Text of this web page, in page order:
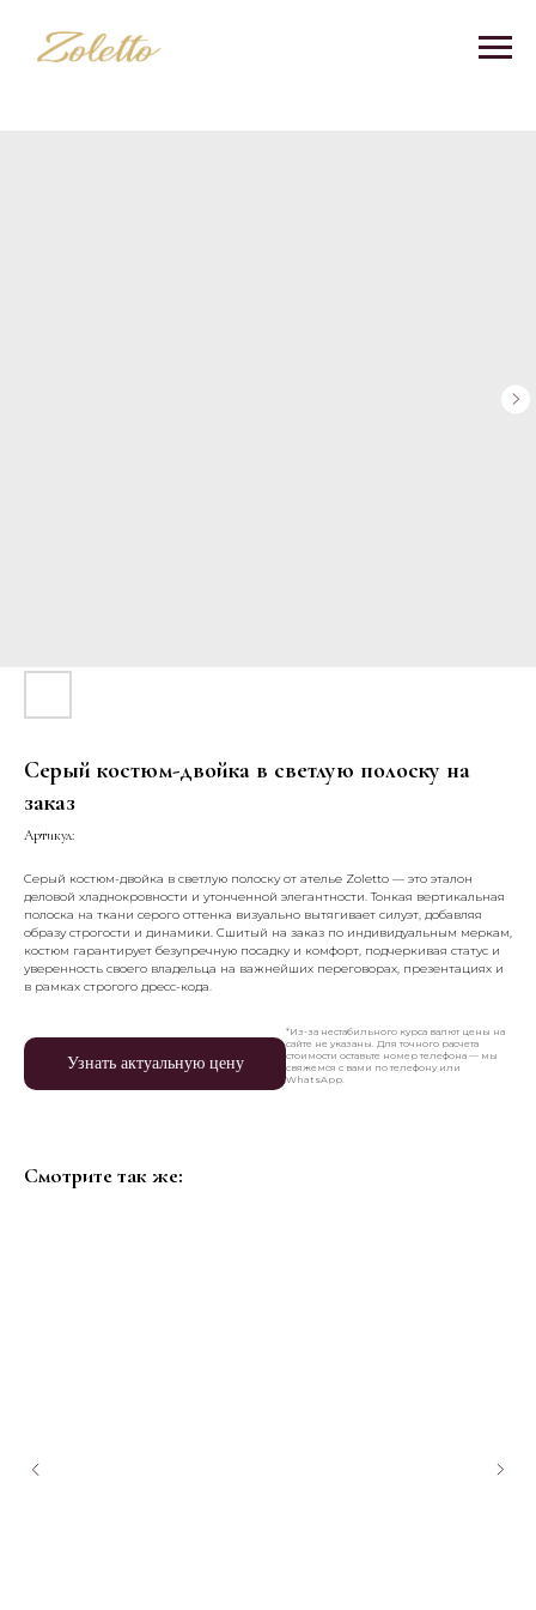
Серый костюм-двойка в светлую полоску на
заказ
Артикул:
Серый костюм-двойка в светлую полоску от ателье Zoletto — это эталон
деловой хладнокровности и утонченной элегантности. Тонкая вертикальная
полоска на ткани серого оттенка визуально вытягивает силуэт, добавляя
образу строгости и динамики. Сшитый на заказ по индивидуальным меркам,
костюм гарантирует безупречную посадку и комфорт, подчеркивая статус и
уверенность своего владельца на важнейших переговорах, презентациях и
в рамках строгого дресс-кода.
Узнать актуальную цену
*Из-за нестабильного курса валют цены на
сайте не указаны. Для точного расчета
стоимости оставьте номер телефона — мы
свяжемся с вами по телефону или
WhatsApp.
Смотрите так же: